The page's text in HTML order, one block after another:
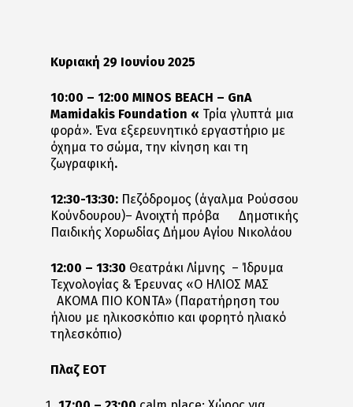
Κυριακή 29 Ιουνίου 2025
10:00 – 12:00 MINOS BEACH – GnA
Mamidakis Foundation « Τρία γλυπτά μια
φορά». Ένα εξερευνητικό εργαστήριο με
όχημα το σώμα, την κίνηση και τη
ζωγραφική.
12:30-13:30: Πεζόδρομος (άγαλμα Ρούσσου
Κούνδουρου)– Ανοιχτή πρόβα Δημοτικής
Παιδικής Χορωδίας Δήμου Αγίου Νικολάου
12:00 – 13:30 Θεατράκι Λίμνης – Ίδρυμα
Τεχνολογίας & Έρευνας «O ΗΛΙΟΣ ΜΑΣ
ΑΚΟΜΑ ΠΙΟ ΚΟΝΤΑ» (Παρατήρηση του
ήλιου με ηλικοσκόπιο και φορητό ηλιακό
τηλεσκόπιο)
Πλαζ ΕΟΤ